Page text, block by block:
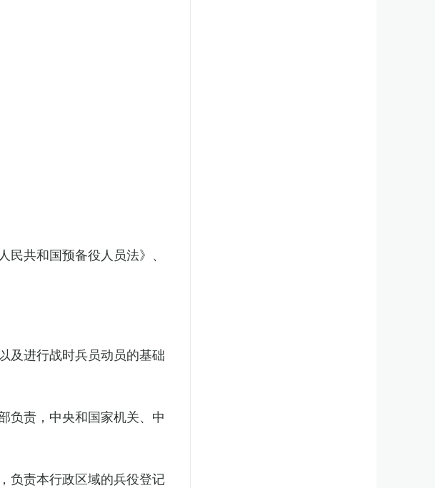
共和国预备役人员法》、
及进行战时兵员动员的基础
负责，中央和国家机关、中
负责本行政区域的兵役登记